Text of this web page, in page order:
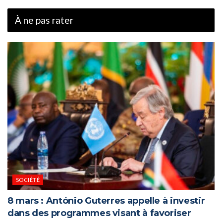
À ne pas rater
SOCIÉTÉ
8 mars : António Guterres appelle à investir
dans des programmes visant à favoriser